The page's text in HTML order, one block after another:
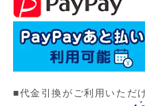
■代金引換がご利用いただ